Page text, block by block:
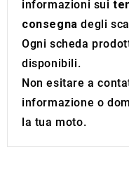
informazioni sui
consegna degli
Ogni scheda
disponibili.
Non esitare a
informazione o
la tua moto.